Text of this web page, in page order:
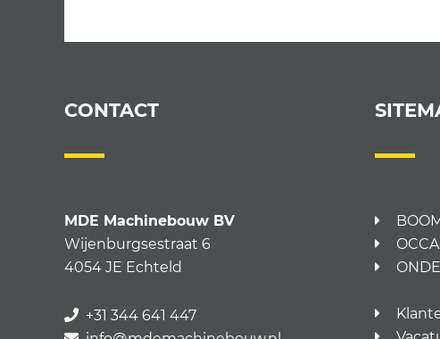
CONTACT
MDE Machinebouw BV
Wijenburgsestraat 6
4054 JE Echteld
+31 344 641 447